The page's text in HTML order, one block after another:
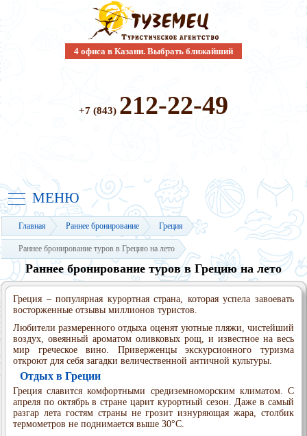
4 офиса в Казани. Выбрать ближайший
+7 (843) 212-22-49
МЕНЮ
Главная Раннее бронирование Греция
Раннее бронирование туров в Грецию на лето
Раннее бронирование туров в Грецию на лето
Греция – популярная курортная страна, которая успела завоевать
восторженные отзывы миллионов туристов.
Любители размеренного отдыха оценят уютные пляжи, чистейший
воздух, овеянный ароматом оливковых рощ, и известное на весь
мир греческое вино. Приверженцы экскурсионного туризма
откроют для себя загадки величественной античной культуры.
Отдых в Греции
Греция славится комфортными средиземноморским климатом. С
апреля по октябрь в стране царит курортный сезон. Даже в самый
разгар лета гостям страны не грозит изнуряющая жара, столбик
термометров не поднимается выше 30°C.